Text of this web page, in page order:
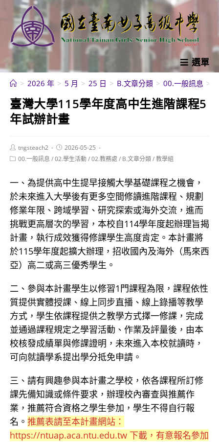
內
選單
> 2026 年 > 5 月 > 25 日 > B.文章分類 > 00.一般訊息 >
臺灣大學115學年度高中生進階課程5
年試辦計畫
Post
author:
tngsteach2
Post
published:
2026-05-25
Post00.一般訊息 /02.學生活動/02.教務處 / B.文章分類/教學組
一、為提供高中生提早接觸大學基礎課程之機會，
於未來進入大學後有更多空間修讀進階課程、規劃
修業年限、跨域學習、研究探索或海外交流，進而
挑戰更高層次的學習，本校自114學年度起辦理旨揭
計畫，執行成效獲得修課學生高度肯定。本計畫將
於115學年度起擴大辦理，招收國內及海外（馬來西
亞）高二或高三優秀學生。
二、參與本計畫學生以修習1門課程為限，課程依性
質提供實體授課、線上同步直播、線上錄播等教學
方式，學生依課程提供之教學方式擇一修課，完成
並通過課程規定之學習活動、作業及評量後，由本
校核發成績單與修課證明，未來進入本校就讀時，
可向就讀學系提出學分抵免申請。
三、請有興趣參與本計畫之學校，依各課程所訂修
課先備知識或條件要求，辦理校內審查與推薦作
業，推薦符合資格之學生參加，學生不得自行報
名。 推薦表請至本計畫網站：
https://ntuap.aca.ntu.edu.tw 下載，有意報名參加